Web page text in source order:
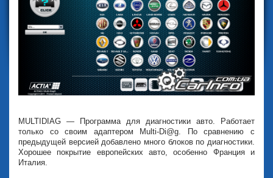
MULTIDIAG — Программа для диагностики авто. Работает
только со своим адаптером Multi-Di@g. По сравнению с
предыдущей версией добавлено много блоков по диагностики.
Хорошее покрытие европейских авто, особенно Франция и
Италия.